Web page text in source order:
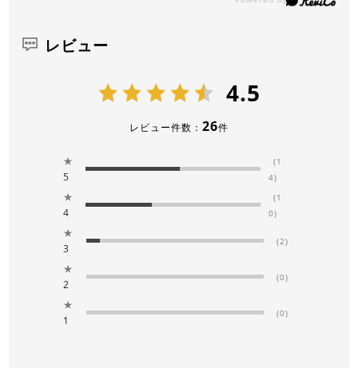
レビュー
4.5
レビュー件数： 26件
★
5
(1
4)
★
4
(1
0)
★
3
(2)
★
2
(0)
★
1
(0)